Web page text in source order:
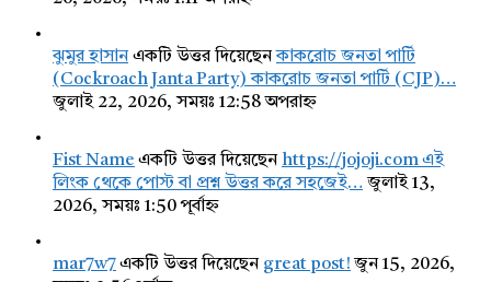
ঝুমুর হাসানএকটি উত্তর দিয়েছেনকাকরোচ জনতা পার্টি
(Cockroach Janta Party) কাকরোচ জনতা পার্টি (CJP)…
জুলাই 22, 2026, সময়ঃ 12:58 অপরাহ্ন
Fist Name একটি উত্তর দিয়েছেন https://jojoji.com এই
লিংক থেকে পোস্ট বা প্রশ্ন উত্তর করে সহজেই… জুলাই 13,
2026, সময়ঃ 1:50 পূর্বাহ্ন
mar7w7একটি উত্তর দিয়েছেন great post! জুন 15, 2026,